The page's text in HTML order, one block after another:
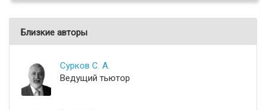
Близкие авторы
Сурков С. А.
Ведущий тьютор